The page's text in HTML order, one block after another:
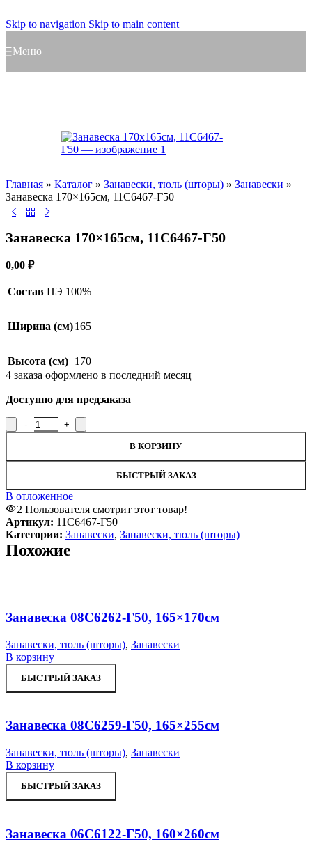
Skip to navigation Skip to main content
Меню
Главная » Каталог » Занавески, тюль (шторы) » Занавески »
Занавеска 170×165см, 11С6467-Г50
Занавеска 170×165см, 11С6467-Г50
0,00 ₽
Состав ПЭ 100%
Ширина (см)165
Высота (см) 170
4 заказа оформлено в последний месяц
Доступно для предзаказа
В КОРЗИНУ
БЫСТРЫЙ ЗАКАЗ
В отложенное
2 Пользователя смотрит этот товар!
Артикул: 11С6467-Г50
Категории: Занавески, Занавески, тюль (шторы)
Похожие
В отложенное
Занавеска 08С6262-Г50, 165×170см
Занавески, тюль (шторы), Занавески
В корзину
БЫСТРЫЙ ЗАКАЗ
В отложенное
Занавеска 08С6259-Г50, 165×255см
Занавески, тюль (шторы), Занавески
В корзину
БЫСТРЫЙ ЗАКАЗ
В отложенное
Занавеска 06С6122-Г50, 160×260см